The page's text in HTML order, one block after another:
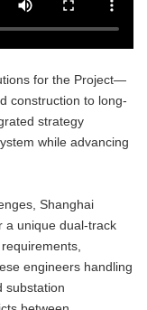
for the Project—
construction to long-
strategy
while advancing
Shanghai
a unique dual-track
engineers handling
substation